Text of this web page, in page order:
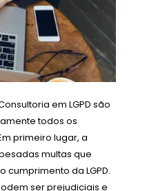
em LGPD são
todos os
primeiro lugar, a
multas que
da LGPD.
ser prejudiciais e